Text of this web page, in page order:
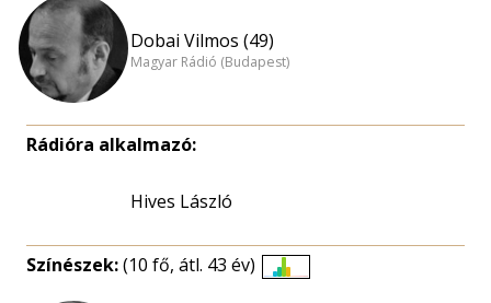
Dobai Vilmos (49)
Magyar Rádió (Budapest)
Rádióra alkalmazó:
Hives László
Színészek:(10 fő, átl. 43 év)